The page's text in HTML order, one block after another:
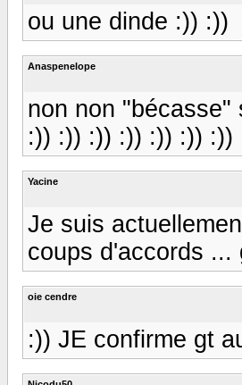
ou une dinde :)) :))
Anaspenelope
non non
:)) :)) :)) :)) :)) :))
Yacine
Je suis
coups d'accords
oie cendre
:)) JE confirme gt